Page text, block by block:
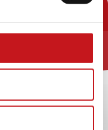
säännöt ja